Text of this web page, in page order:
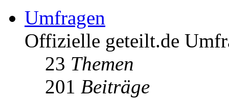
Umfragen
Offizielle geteilt.de
23 Themen
201 Beiträge